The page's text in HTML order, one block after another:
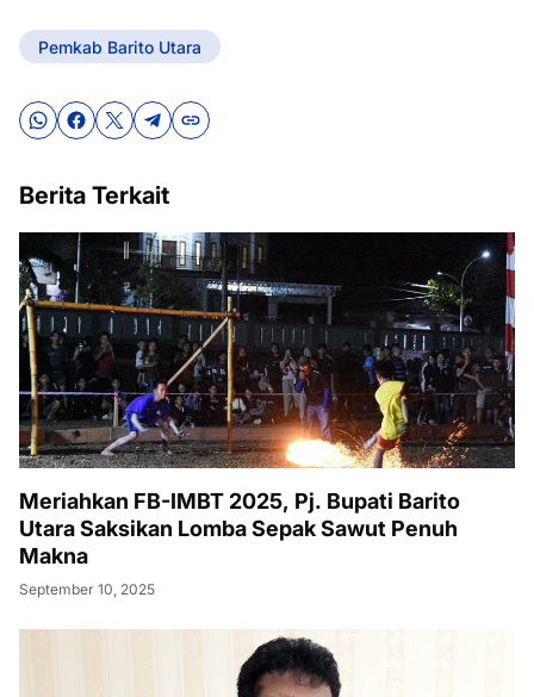
Pemkab Barito Utara
Berita Terkait
Meriahkan FB-IMBT 2025, Pj. Bupati Barito
Utara Saksikan Lomba Sepak Sawut Penuh
Makna
September 10, 2025